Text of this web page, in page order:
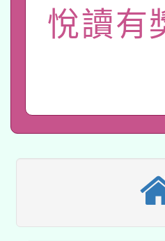
業技術研
用水績
115年8
桃園市
開 智慧
本校115
招甄選結
招)
適應運動
本館辦理
暨閱讀推
科技賦
礎課程
A3數位素
悅讀有